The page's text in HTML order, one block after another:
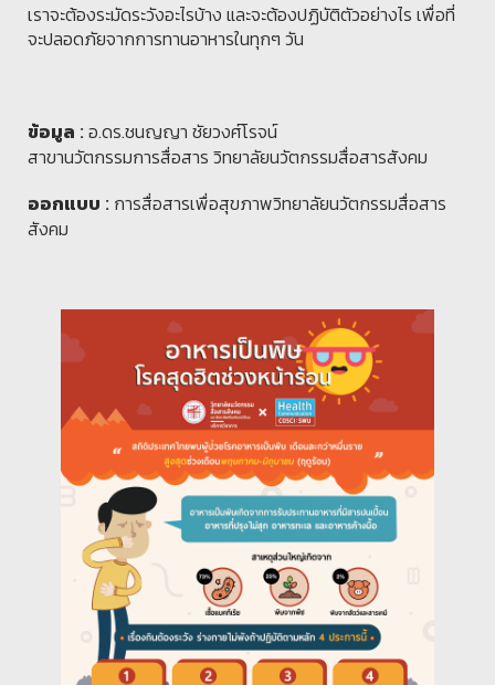
เราจะต้องระมัดระวังอะไรบ้าง และจะต้องปฏิบัติตัวอย่างไร เพื่อที่
จะปลอดภัยจากการทานอาหารในทุกๆ วัน
ข้อมูล : อ.ดร.ชนญญา ชัยวงศ์โรจน์
สาขานวัตกรรมการสื่อสาร วิทยาลัยนวัตกรรมสื่อสารสังคม
ออกแบบ : การสื่อสารเพื่อสุขภาพวิทยาลัยนวัตกรรมสื่อสาร
สังคม